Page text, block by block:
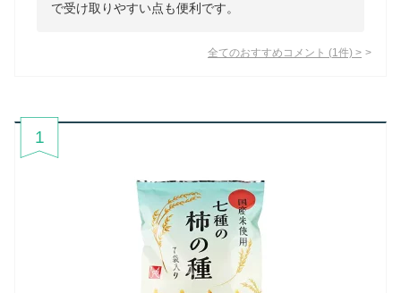
で受け取りやすい点も便利です。
全てのおすすめコメント (1 件) >
1